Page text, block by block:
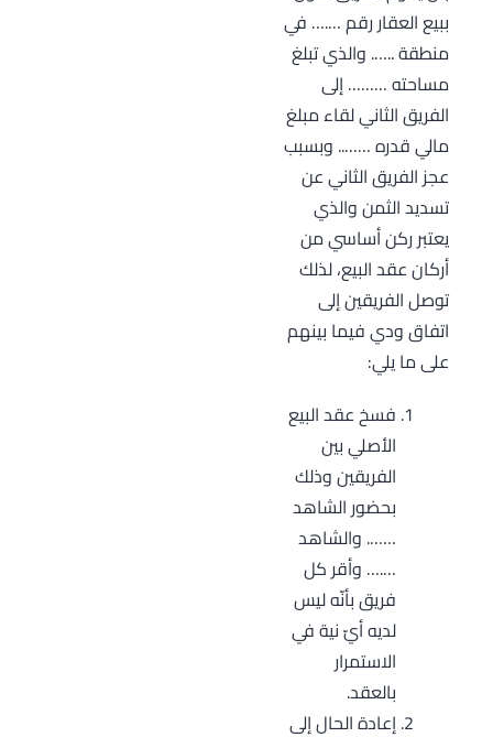
ببيع العقار رقم ….… في
منطقة ..…. والذي تبلغ
مساحته ……… إلى
الفريق الثاني لقاء مبلغ
مالي قدره …….. وبسبب
عجز الفريق الثاني عن
تسديد الثمن والذي
يعتبر ركن أساسي من
أركان عقد البيع، لذلك
توصل الفريقين إلى
اتفاق ودي فيما بينهم
على ما يلي:
فسخ عقد البيع
الأصلي بين
الفريقين وذلك
بحضور الشاهد
……. والشاهد
….… وأقر كل
فريق بأنّه ليس
لديه أيّ نية في
الاستمرار
بالعقد.
إعادة الحال إلى